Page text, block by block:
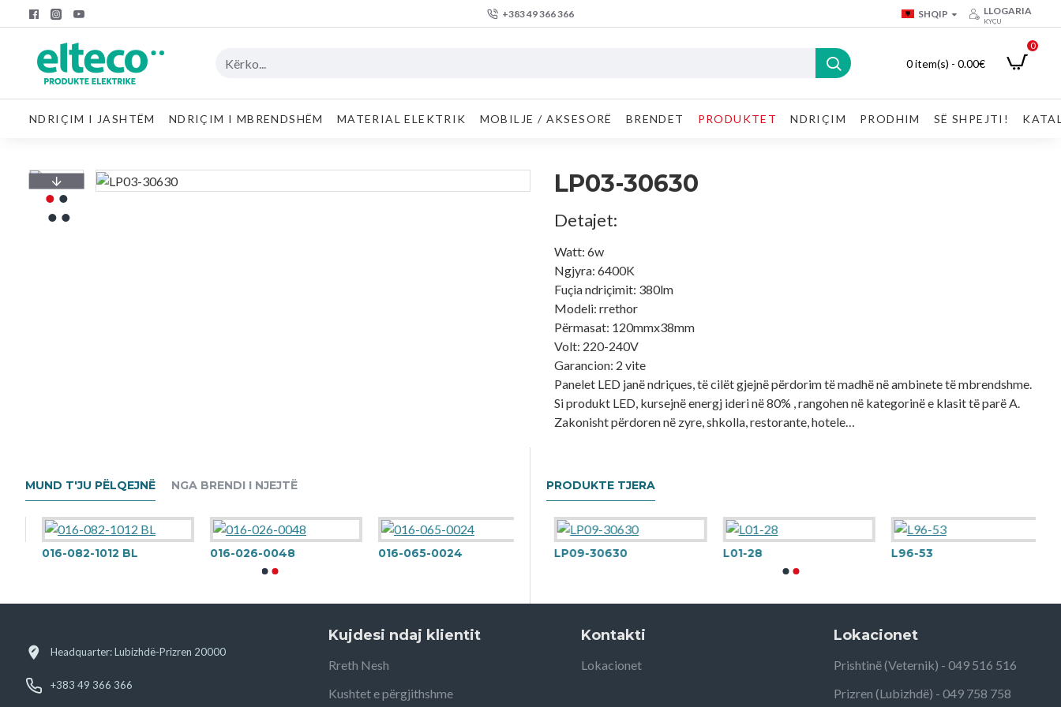
+383 49 366 366 SHQIP LLOGARIA
KYÇU
0 item(s) - 0.00€
0
NDRIÇIM I JASHTËM NDRIÇIM I MBRENDSHËM MATERIAL ELEKTRIK MOBILJE / AKSESORË BRENDET PRODUKTET NDRIÇIM PRODHIM SË SHPEJTI!
LP03-30630
Detajet:
Watt: 6w
Ngjyra: 6400K
Fuçia ndriçimit: 380lm
Modeli: rrethor
Përmasat: 120mmx38mm
Volt: 220-240V
Garancion: 2 vite
Panelet LED janë ndriçues, të cilët gjejnë përdorim të madhë në ambinete të mbrendshme.
Si produkt LED, kursejnë energj ideri në 80% , rangohen në kategorinë e klasit të parë A.
Zakonisht përdoren në zyre, shkolla, restorante, hotele…
MUND T'JU PËLQEJNË NGA BRENDI I NJEJTË
016-082-1012 BL 016-026-0048 016-065-0024
PRODUKTE TJERA
LP01-31800 LP09-30630 L01-28 L96-53
Headquarter: Lubizhdë-Prizren 20000
+383 49 366 366
Kujdesi ndaj klientit
Rreth Nesh
Kushtet e përgjithshme
Kontakti
Lokacionet
Lokacionet
Prishtinë (Veternik) - 049 516 516
Prizren (Lubizhdë) - 049 758 758